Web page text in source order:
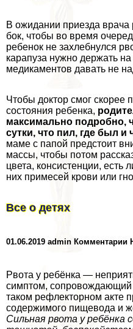
В ожидании приезда
бок, чтобы во время
ребенок не захлебнулся
карапуза нужно держать
медикаментов давать не
Чтобы доктор смог скорее
состояния ребенка,
максимально подробно,
сутки, что пил, где был и
маме с папой предстоит
массы, чтобы потом
цвета, консистенции, есть
них примесей крови или
Все о детях
01.06.2019 admin Комментарии
Рвота у ребёнка —
симптом,
таком рефлекторном акте
содержимого пищевода и
Сильная рвота у ребёнка